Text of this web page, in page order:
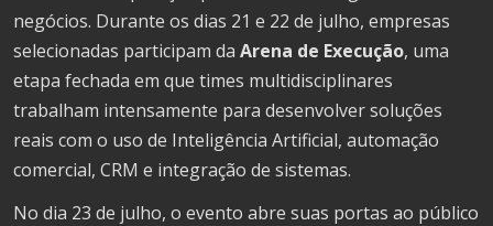
negócios. Durante os dias 21 e 22 de julho, empresas
selecionadas participam da Arena de Execução, uma
etapa fechada em que times multidisciplinares
trabalham intensamente para desenvolver soluções
reais com o uso de Inteligência Artificial, automação
comercial, CRM e integração de sistemas.
No dia 23 de julho, o evento abre suas portas ao público